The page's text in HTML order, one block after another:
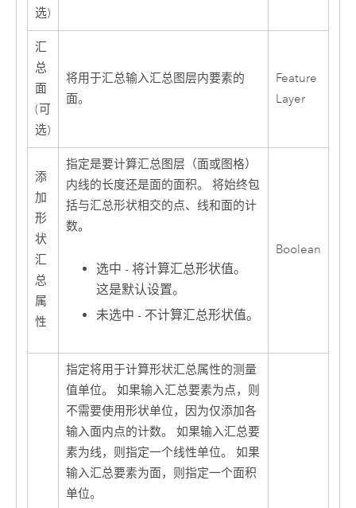
选)
汇
总
面
(可
选)
将用于汇总输入汇总图层内要素的
面。
Feature
Layer
添
加
形
状
汇
总
属
性
指定是要计算汇总图层（面或图格）
内线的长度还是面的面积。 将始终包
括与汇总形状相交的点、线和面的计
数。
选中 - 将计算汇总形状值。
这是默认设置。
未选中 - 不计算汇总形状值。
Boolean
指定将用于计算形状汇总属性的测量
值单位。 如果输入汇总要素为点，则
不需要使用形状单位，因为仅添加各
输入面内点的计数。 如果输入汇总要
素为线，则指定一个线性单位。 如果
输入汇总要素为面，则指定一个面积
单位。